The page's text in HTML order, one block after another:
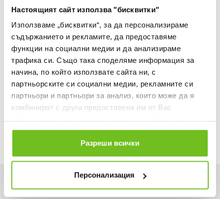
Настоящият сайт използва "бисквитки"
Използваме „бисквитки“, за да персонализираме
съдържанието и рекламите, да предоставяме
функции на социални медии и да анализираме
трафика си. Също така споделяме информация за
начина, по който използвате сайта ни, с
партньорските си социални медии, рекламните си
партньори и партньори за анализ, които може да я
комбинират с друга предоставена им от Вас
ползването от Ваша страна на услугите им.
Разреши всички
Персонализация
БЕЗПЛАТНА ДОСТАВКА НАД 50 €.
30 ДНИ БЕЗПЛАТНО ВРЪЩАНЕ
Информация за продукта
Описание
Доставка
Искаш да си първи в списъка ни?